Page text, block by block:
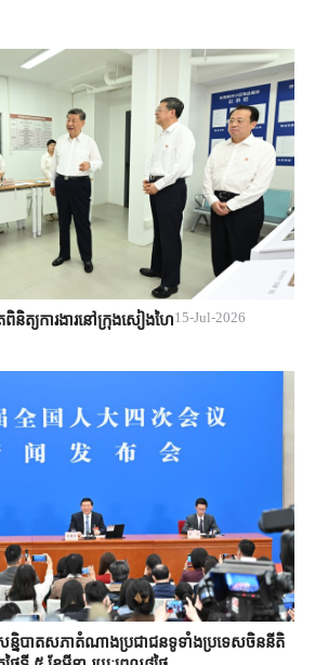
និត្យការងារនៅក្រុងសៀងហៃ15-Jul-2026
ន្និបាតសភាតំណាងប្រជាជនទូទាំងប្រទេសចិននីតិ